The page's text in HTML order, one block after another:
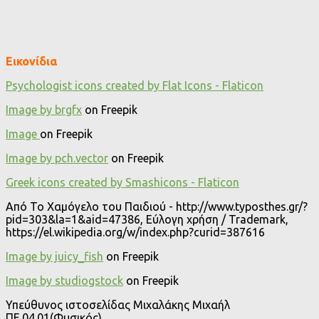
Εικονίδια
Psychologist icons created by Flat Icons - Flaticon
Image by brgfx on Freepik
Image on Freepik
Image by pch.vector on Freepik
Greek icons created by Smashicons - Flaticon
Από Το Χαμόγελο του Παιδιού - http://www.typosthes.gr/?
pid=303&la=1&aid=47386, Εύλογη χρήση / Trademark,
https://el.wikipedia.org/w/index.php?curid=387616
Image by juicy_fish on Freepik
Image by studiogstock on Freepik
Υπεύθυνος ιστοσελίδας Μιχαλάκης Μιχαήλ